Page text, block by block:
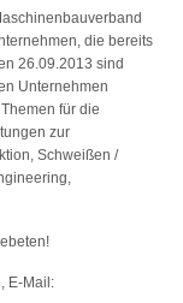
die bereits
26.09.2013 sind
Unternehmen
für die
zur
Schweißen /
E-Mail: